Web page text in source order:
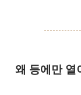
왜 등에만 열